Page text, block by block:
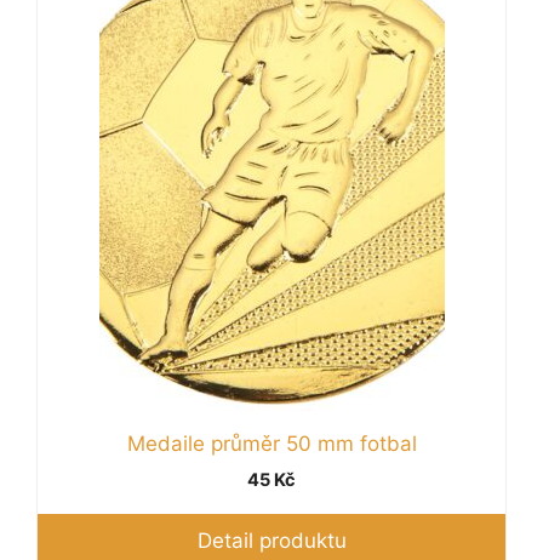
Medaile průměr 50 mm fotbal
45 Kč
Detail produktu
variant.
Možnosti
stránce
produktu